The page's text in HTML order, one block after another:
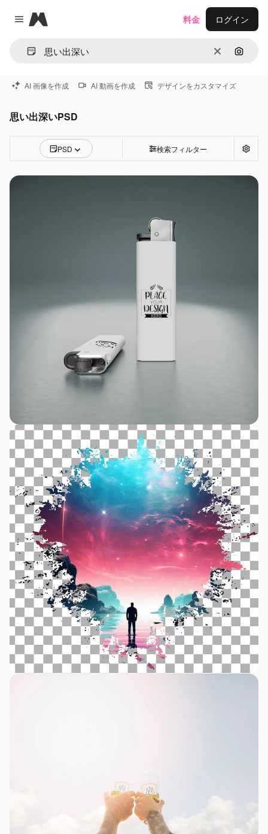
Close menu
Magnific
消去 画像で
料金 ログイン
AI 画像を作成 AI 動画を作成 デザインをカスタマイズ
思い出深いPSD
PSD 検索フィルター